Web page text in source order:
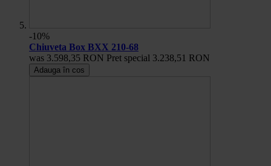
-10%
Chiuveta Box BXX 210-68
was 3.598,35 RON Pret special 3.238,51 RON
Adauga în cos